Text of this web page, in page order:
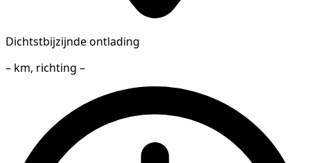
Dichtstbijzijnde ontlading
– km, richting –